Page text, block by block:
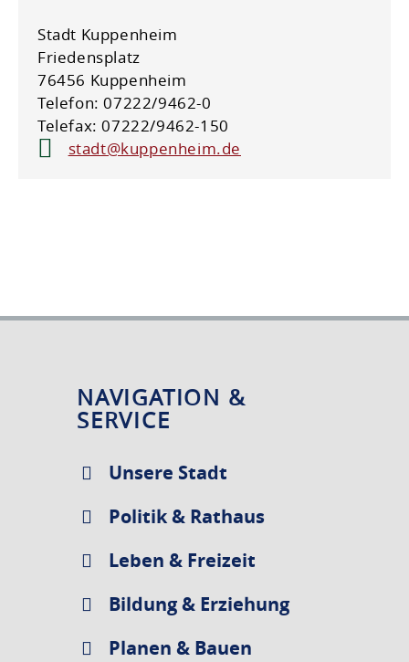
Stadt Kuppenheim
Friedensplatz
76456 Kuppenheim
Telefon: 07222/9462-0
Telefax: 07222/9462-150
stadt@kuppenheim.de
NAVIGATION &
SERVICE
Unsere Stadt
Politik & Rathaus
Leben & Freizeit
Bildung & Erziehung
Planen & Bauen